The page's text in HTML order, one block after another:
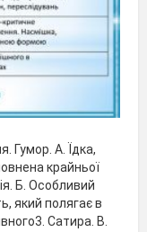
Гумор. А. Їдка,
крайньої
Б. Особливий
який полягає в
Сатира. В.